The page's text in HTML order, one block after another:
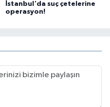
İstanbul'da suç çetelerine
operasyon!